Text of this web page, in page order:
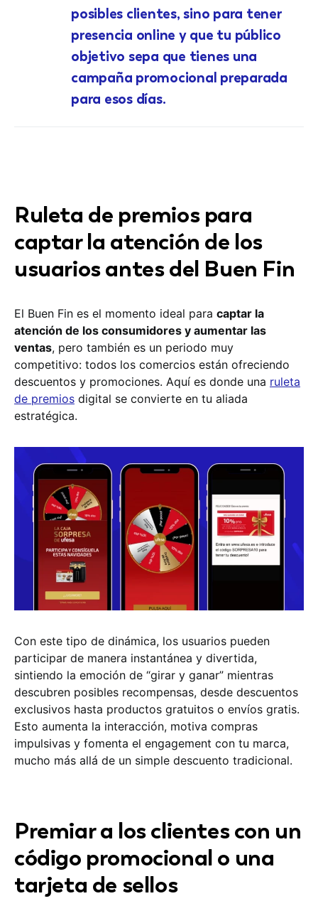
posibles clientes, sino para tener
presencia online y que tu público
objetivo sepa que tienes una
campaña promocional preparada
para esos días.
Ruleta de premios para
captar la atención de los
usuarios antes del Buen Fin
El Buen Fin es el momento ideal para captar la
atención de los consumidores y aumentar las
ventas, pero también es un periodo muy
competitivo: todos los comercios están ofreciendo
descuentos y promociones. Aquí es donde una ruleta
de premios digital se convierte en tu aliada
estratégica.
Con este tipo de dinámica, los usuarios pueden
participar de manera instantánea y divertida,
sintiendo la emoción de “girar y ganar” mientras
descubren posibles recompensas, desde descuentos
exclusivos hasta productos gratuitos o envíos gratis.
Esto aumenta la interacción, motiva compras
impulsivas y fomenta el engagement con tu marca,
mucho más allá de un simple descuento tradicional.
Premiar a los clientes con un
código promocional o una
tarjeta de sellos